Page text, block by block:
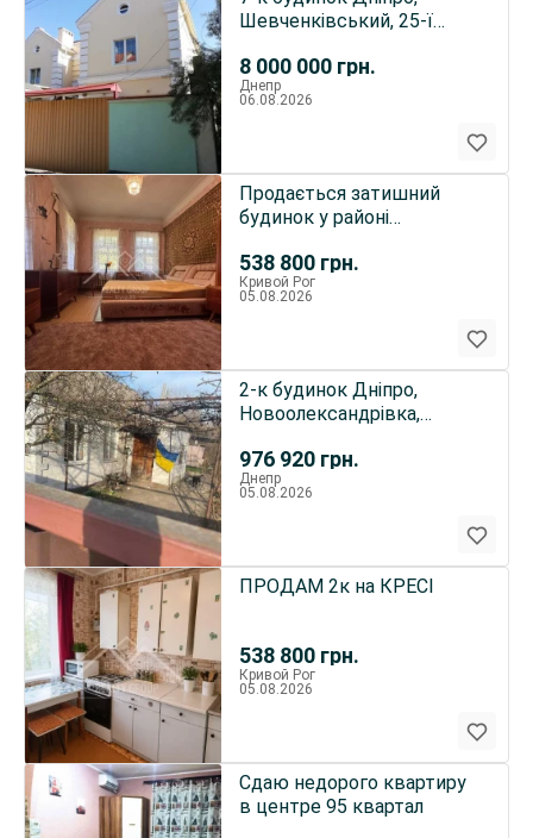
8 000 000 грн.
Шевченківський, 25-ї
(Рибі..
Днепр
06.08.2026
538 800 грн.
Продається затишний
будинок у районі
(Первомайка)
Кривой Рог
05.08.2026
976 920 грн.
2-к будинок Дніпро,
Новоолександрівка,
Днепр
05.08.2026
538 800 грн.
ПРОДАМ 2к на КРЕСІ
Кривой Рог
05.08.2026
Сдаю недорого квартиру
в центре 95 квартал